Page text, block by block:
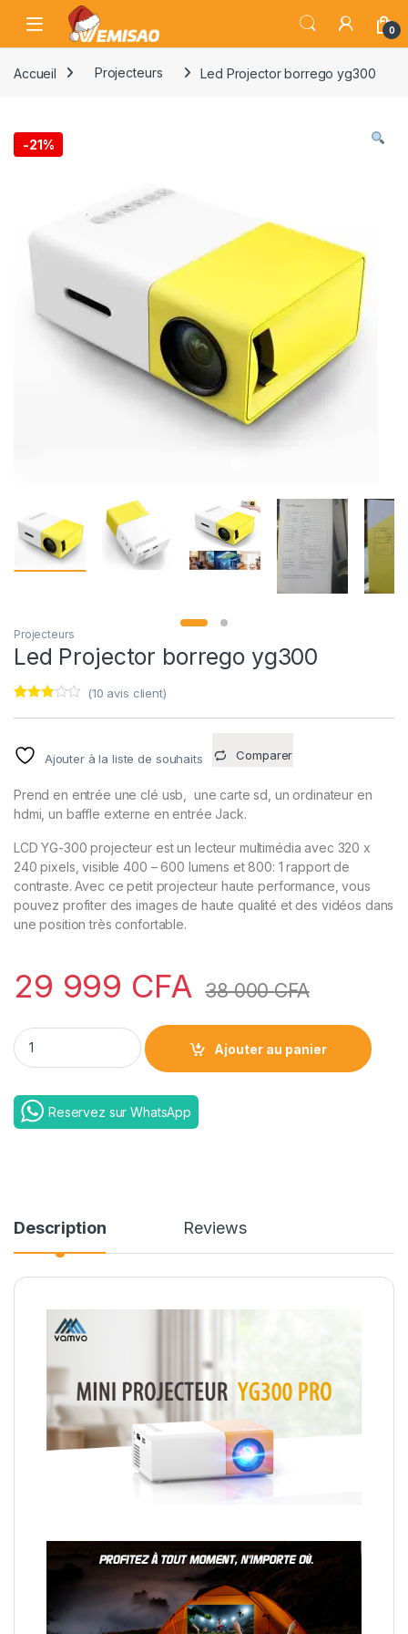
Skip to navigation
Skip to content
Open 0
Accueil Projecteurs Led Projector borrego yg300
-21%
Projecteurs
Led Projector borrego yg300
basé
sur
ns
client
(10 avis client)
Ajouter à la liste de souhaits Comparer
Prend en entrée une clé usb, une carte sd, un ordinateur en
hdmi, un baffle externe en entrée Jack.
LCD YG-300 projecteur est un lecteur multimédia avec 320 x
240 pixels, visible 400 – 600 lumens et 800: 1 rapport de
contraste. Avec ce petit projecteur haute performance, vous
pouvez profiter des images de haute qualité et des vidéos dans
une position très confortable.
29 999 CFA 38 000CFA
Led Projector borrego yg300 quantity
Ajouter au panier
Reservez sur WhatsApp
Description Reviews